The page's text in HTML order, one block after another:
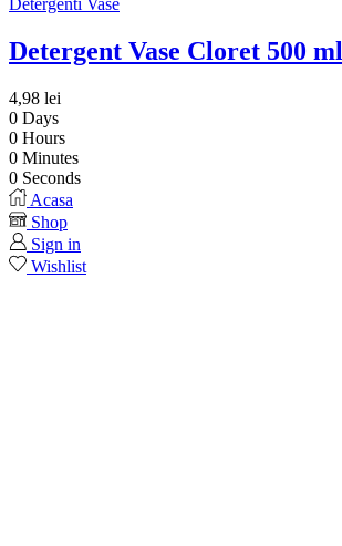
Detergent Vase Cloret 500 ml
4,98 lei
0 Days
0 Hours
0 Minutes
0 Seconds
Acasa
Shop
Sign in
Wishlist